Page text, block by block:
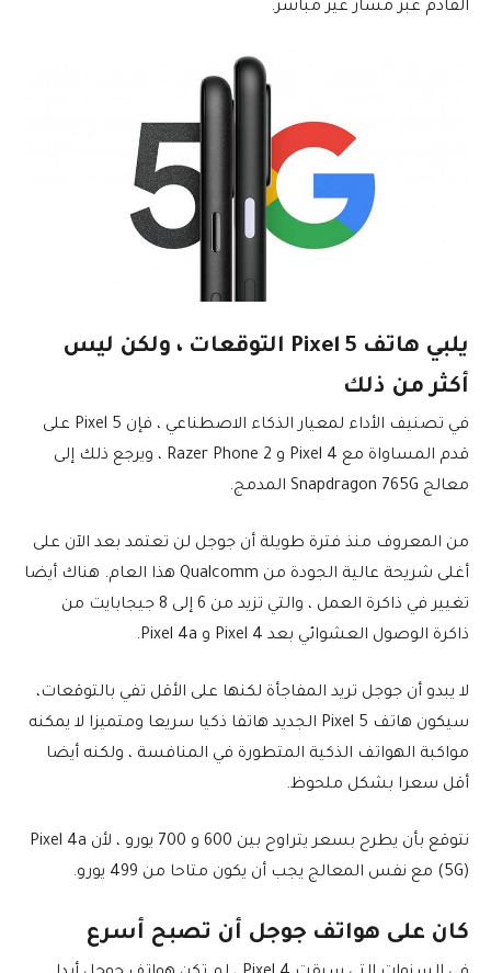
القادم عبر مسار غير مباشر.
يلبي هاتف Pixel 5 التوقعات ، ولكن ليس
أكثر من ذلك
في تصنيف الأداء لمعيار الذكاء الاصطناعي ، فإن Pixel 5 على
قدم المساواة مع Pixel 4 و Razer Phone 2 ، ويرجع ذلك إلى
معالج Snapdragon 765G المدمج.
من المعروف منذ فترة طويلة أن جوجل لن تعتمد بعد الآن على
أغلى شريحة عالية الجودة من Qualcomm هذا العام. هناك أيضا
تغيير في ذاكرة العمل ، والتي تزيد من 6 إلى 8 جيجابايت من
ذاكرة الوصول العشوائي بعد Pixel 4 و Pixel 4a.
لا يبدو أن جوجل تريد المفاجأة لكنها على الأقل تفي بالتوقعات،
سيكون هاتف Pixel 5 الجديد هاتفا ذكيا سريعا ومتميزا لا يمكنه
مواكبة الهواتف الذكية المتطورة في المنافسة ، ولكنه أيضا
أقل سعرا بشكل ملحوظ.
نتوقع بأن يطرح بسعر يتراوح بين 600 و 700 يورو ، لأن Pixel 4a
(5G) مع نفس المعالج يجب أن يكون متاحا من 499 يورو.
كان على هواتف جوجل أن تصبح أسرع